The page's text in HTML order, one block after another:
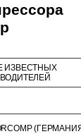
ИЗВЕСТНЫХ